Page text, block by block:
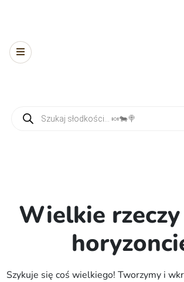
Wielkie rzeczy
Szykuje się coś wielkiego! Tworzymy i